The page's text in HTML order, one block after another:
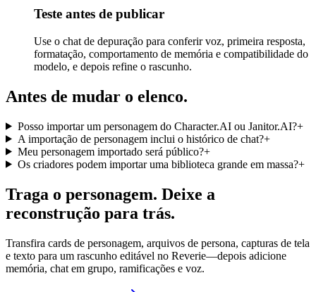
Teste antes de publicar
Use o chat de depuração para conferir voz, primeira resposta,
formatação, comportamento de memória e compatibilidade do
modelo, e depois refine o rascunho.
Antes de mudar o elenco.
Posso importar um personagem do Character.AI ou Janitor.AI?+
A importação de personagem inclui o histórico de chat?+
Meu personagem importado será público?+
Os criadores podem importar uma biblioteca grande em massa?+
Traga o personagem. Deixe a
reconstrução para trás.
Transfira cards de personagem, arquivos de persona, capturas de tela
e texto para um rascunho editável no Reverie—depois adicione
memória, chat em grupo, ramificações e voz.